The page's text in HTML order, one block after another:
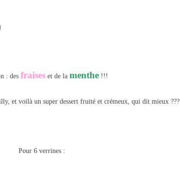
: des fraises et de la menthe !!!
et voilà un super dessert fruité et crémeux, qui dit mieux ???
Pour 6 verrines :